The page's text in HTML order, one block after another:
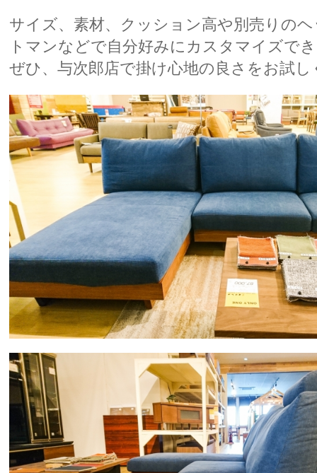
サイズ、素材、クッション高や別売りの
トマンなどで自分好みにカスタマイズで
ぜひ、与次郎店で掛け心地の良さをお試し